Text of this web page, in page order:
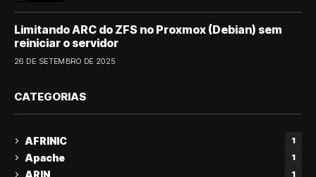
Limitando ARC do ZFS no Proxmox (Debian) sem
reiniciar o servidor
26 DE SETEMBRO DE 2025
CATEGORIAS
AFRINIC 1
Apache 1
ARIN 1